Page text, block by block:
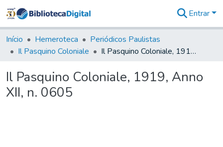
&
Coleções
Tudo na
Digital
Entrar
Início Hemeroteca
Periódicos Paulistas
Il Pasquino Coloniale
Il Pasquino Coloniale, 1919, Anno XII, n. 0605
Il Pasquino Coloniale, 1919, Anno
XII, n. 0605